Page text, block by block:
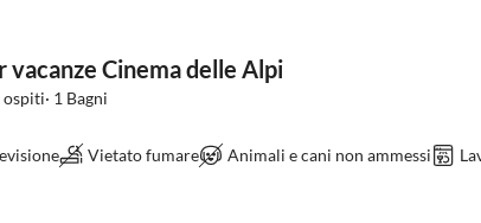
Cinema delle Alpi
1 Bagni
Vietato fumare Animali e cani non ammessi